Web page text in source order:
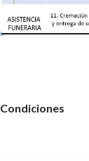
Condiciones